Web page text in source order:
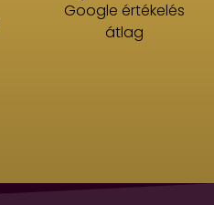
Google értékelés
átlag